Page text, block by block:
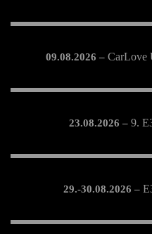
09.08.2026 – CarLove
23.08.2026 – 9.
29.-30.08.2026 –